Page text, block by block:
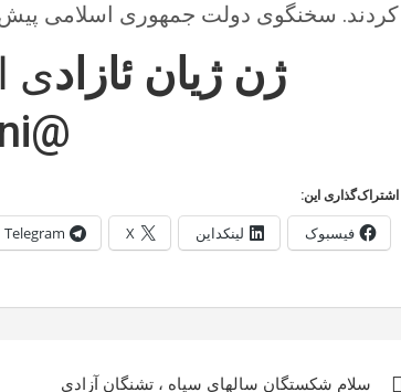
کردند. سخنگوی دولت جمهوری اسلامی
ژن ژیان ئازادی
@bidarzani
اشتراک‌گذاری این:
فیسبوک لینکداین X
Telegram
سلام شکستگان سالهای سیاه ، تشنگان آزادی